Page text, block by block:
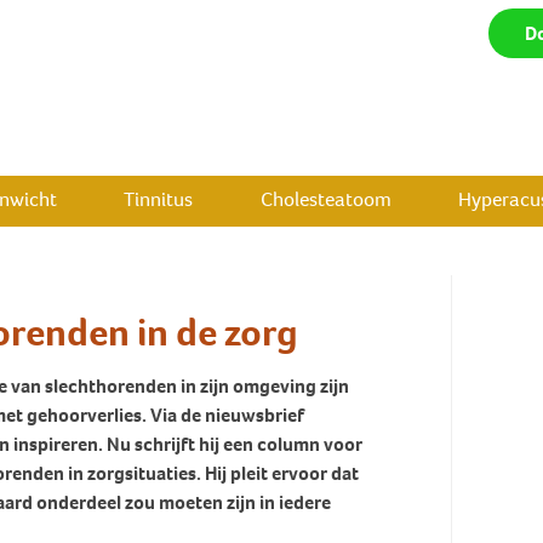
Tinnitus Cholesteatoom
in de zorg
van slechthorenden in zijn omgeving zijn
gehoorverlies. Via de nieuwsbrief
inspireren. Nu schrijft hij een column voor
in zorgsituaties. Hij pleit ervoor dat
onderdeel zou moeten zijn in iedere